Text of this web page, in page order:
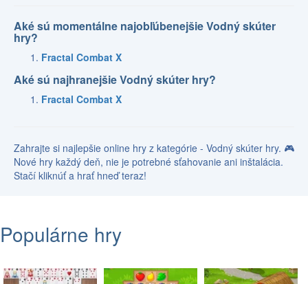
Aké sú momentálne najobľúbenejšie Vodný skúter
hry?
Fractal Combat X
Aké sú najhranejšie Vodný skúter hry?
Fractal Combat X
Zahrajte si najlepšie online hry z kategórie - Vodný skúter hry. 🎮
Nové hry každý deň, nie je potrebné sťahovanie ani inštalácia.
Stačí kliknúť a hrať hneď teraz!
Populárne hry